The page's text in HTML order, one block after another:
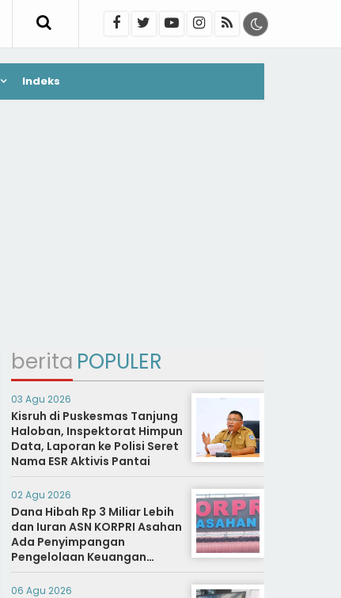
Indeks
berita POPULER
03 Agu 2026
Kisruh di Puskesmas Tanjung
Haloban, Inspektorat Himpun
Data, Laporan ke Polisi Seret
Nama ESR Aktivis Pantai
02 Agu 2026
Dana Hibah Rp 3 Miliar Lebih
dan Iuran ASN KORPRI Asahan
Ada Penyimpangan
Pengelolaan Keuangan
Dipertanyakan, Aparat
Diminta Segera Usut
06 Agu 2026